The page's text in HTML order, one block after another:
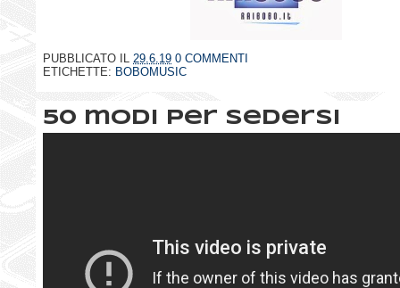
PUBBLICATO IL 29.6.19 0 COMMENTI
ETICHETTE: BOBOMUSIC
50 modi per sedersi